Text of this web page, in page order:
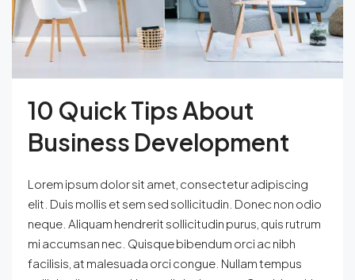
10 Quick Tips About
Business Development
Lorem ipsum dolor sit amet, consectetur adipiscing
elit. Duis mollis et sem sed sollicitudin. Donec non odio
neque. Aliquam hendrerit sollicitudin purus, quis rutrum
mi accumsan nec. Quisque bibendum orci ac nibh
facilisis, at malesuada orci congue. Nullam tempus